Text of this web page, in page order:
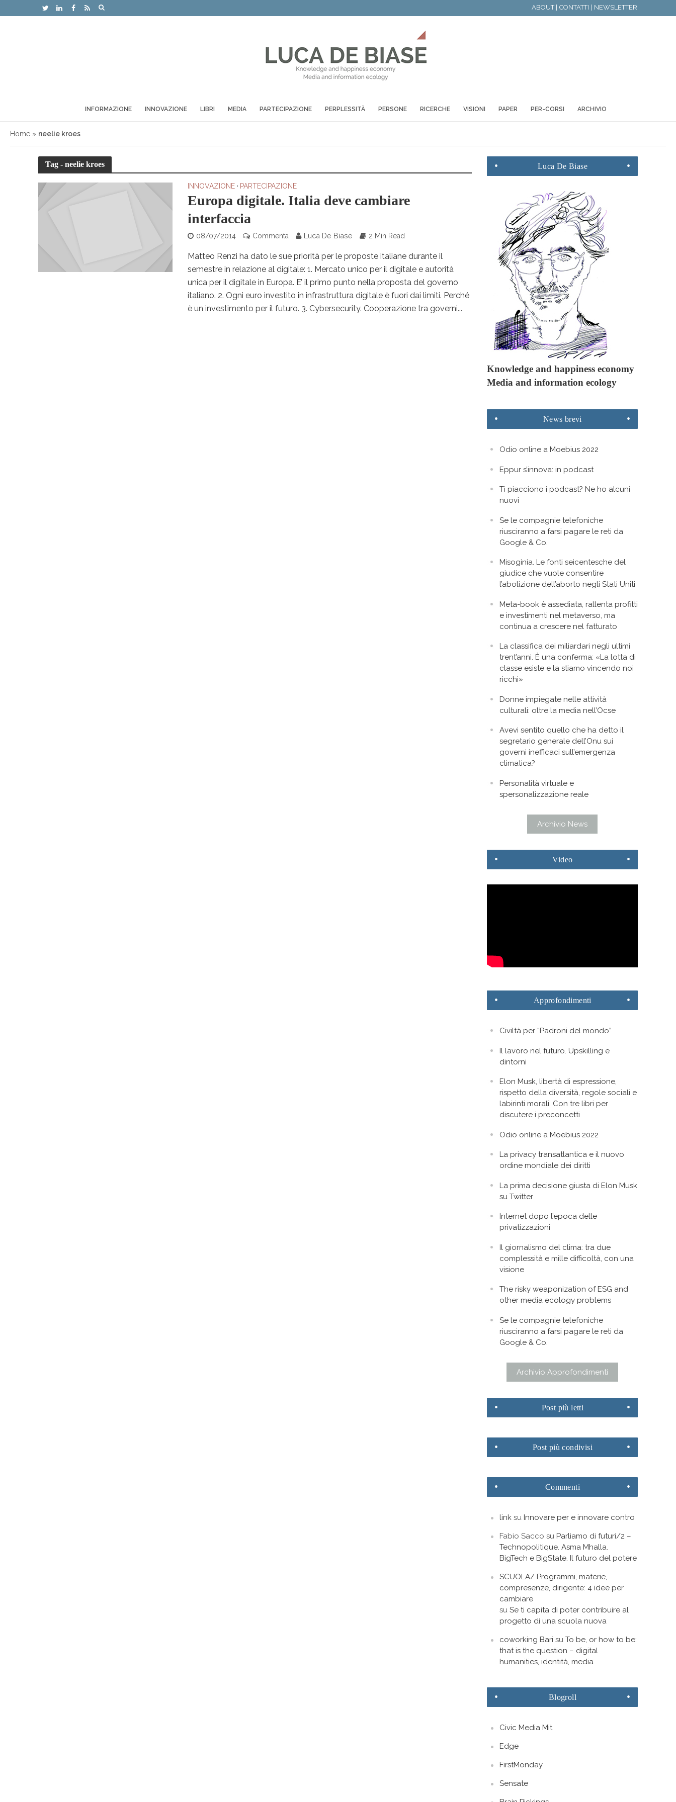
ABOUT | CONTATTI | NEWSLETTER
INFORMAZIONE INNOVAZIONE LIBRI MEDIA PARTECIPAZIONE PERPLESSITÀ PERSONE RICERCHE VISIONI PAPER PER-CORSI ARCHIVIO
Home » neelie kroes
Tag - neelie kroes
INNOVAZIONE • PARTECIPAZIONE
Europa digitale. Italia deve cambiare
interfaccia
08/07/2014 Commenta Luca De Biase 2 Min Read
Matteo Renzi ha dato le sue priorità per le proposte italiane durante il
semestre in relazione al digitale: 1. Mercato unico per il digitale e autorità
unica per il digitale in Europa. E’ il primo punto nella proposta del governo
italiano. 2. Ogni euro investito in infrastruttura digitale è fuori dai limiti. Perché
è un investimento per il futuro. 3. Cybersecurity. Cooperazione tra governi...
Luca De Biase
Knowledge and happiness economy
Media and information ecology
News brevi
Odio online a Moebius 2022
Eppur s’innova: in podcast
Ti piacciono i podcast? Ne ho alcuni
nuovi
Se le compagnie telefoniche
riusciranno a farsi pagare le reti da
Google & Co.
Misoginia. Le fonti seicentesche del
giudice che vuole consentire
l’abolizione dell’aborto negli Stati Uniti
Meta-book è assediata, rallenta profitti
e investimenti nel metaverso, ma
continua a crescere nel fatturato
La classifica dei miliardari negli ultimi
trent’anni. È una conferma: «La lotta di
classe esiste e la stiamo vincendo noi
ricchi»
Donne impiegate nelle attività
culturali: oltre la media nell’Ocse
Avevi sentito quello che ha detto il
segretario generale dell’Onu sui
governi inefficaci sull’emergenza
climatica?
Personalità virtuale e
spersonalizzazione reale
Archivio News
Video
Approfondimenti
Civiltà per “Padroni del mondo”
Il lavoro nel futuro. Upskilling e
dintorni
Elon Musk, libertà di espressione,
rispetto della diversità, regole sociali e
labirinti morali. Con tre libri per
discutere i preconcetti
Odio online a Moebius 2022
La privacy transatlantica e il nuovo
ordine mondiale dei diritti
La prima decisione giusta di Elon Musk
su Twitter
Internet dopo l’epoca delle
privatizzazioni
Il giornalismo del clima: tra due
complessità e mille difficoltà, con una
visione
The risky weaponization of ESG and
other media ecology problems
Se le compagnie telefoniche
riusciranno a farsi pagare le reti da
Google & Co.
Archivio Approfondimenti
Post più letti
Post più condivisi
Commenti
link su Innovare per e innovare contro
Fabio Sacco su Parliamo di futuri/2 –
Technopolitique. Asma Mhalla.
BigTech e BigState. Il futuro del potere
SCUOLA/ Programmi, materie,
compresenze, dirigente: 4 idee per
cambiare
suSe ti capita di poter contribuire al
progetto di una scuola nuova
coworking Bari suTo be, or how to be:
that is the question – digital
humanities, identità, media
Blogroll
Civic Media Mit
Edge
FirstMonday
Sensate